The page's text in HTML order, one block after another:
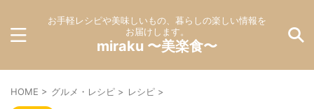
お手軽レシピや美味しいもの、暮らしの楽しい情報を
お届けします。
miraku 〜美楽食〜
HOME > グルメ・レシピ > レシピ >